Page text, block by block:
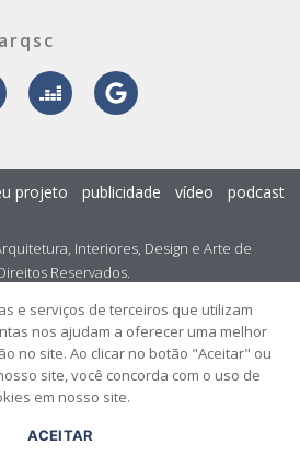
Interiores, Design e Arte de
Reservados.
projeto publicidade vídeo podcast
e serviços de terceiros que utilizam
nos ajudam a oferecer uma melhor
no site. Ao clicar no botão "Aceitar" ou
site, você concorda com o uso de
em nosso site.
ACEITAR